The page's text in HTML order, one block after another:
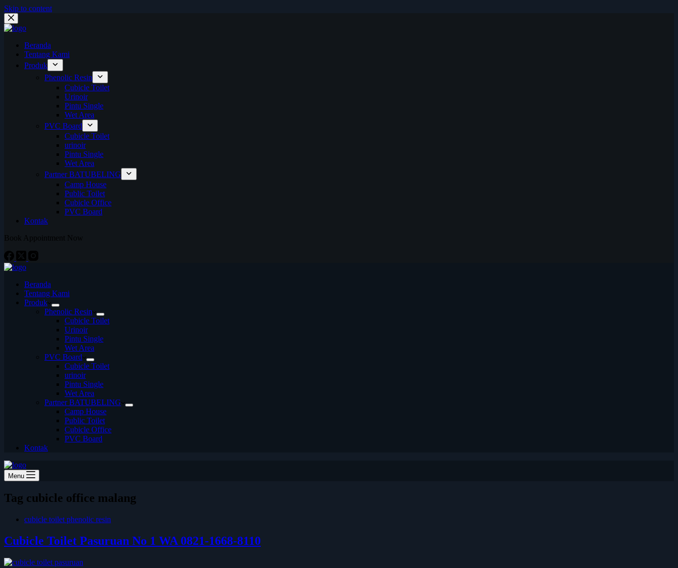
Skip to content
Beranda
Tentang Kami
Produk
Phenolic Resin
Cubicle Toilet
Urinoir
Pintu Single
Wet Area
PVC Board
Cubicle Toilet
urinoir
Pintu Single
Wet Area
Partner BATUBELING
Camp House
Public Toilet
Cubicle Office
PVC Board
Kontak
Book Appointment Now
Beranda
Tentang Kami
Produk
Phenolic Resin
Cubicle Toilet
Urinoir
Pintu Single
Wet Area
PVC Board
Cubicle Toilet
urinoir
Pintu Single
Wet Area
Partner BATUBELING
Camp House
Public Toilet
Cubicle Office
PVC Board
Kontak
Menu
Tag cubicle office malang
cubicle toilet phenolic resin
Cubicle Toilet Pasuruan No 1 WA 0821-1668-8110